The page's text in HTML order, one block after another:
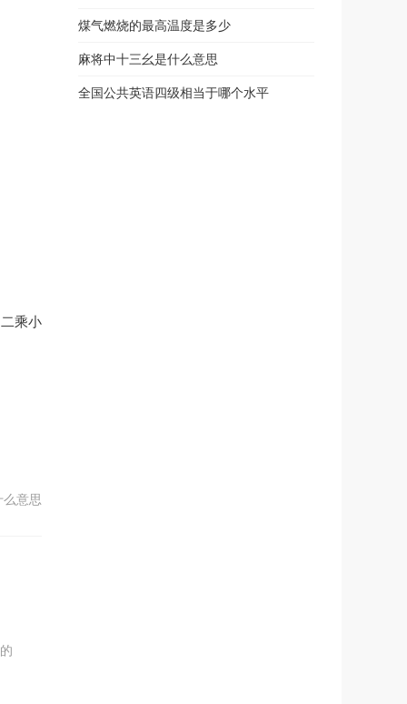
乘小
意思
煤气燃烧的最高温度是多少
麻将中十三幺是什么意思
全国公共英语四级相当于哪个水平